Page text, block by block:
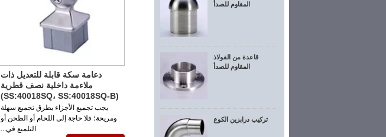
دعامة سكة قابلة للتعديل ذات
ملاءمة داخلية نصف قطرية
(SS:40018SQ، SS:40018SQ-B)
يجب تجميع الأجزاء بطرق تجميع سهلة
ومريحة؛ فلا حاجة إلى اللحام أو الطحن أو
التلميع في...
المقاوم للصدأ
قاعدة من الفولاذ
المقاوم للصدأ
تركيب درابزين الكوع